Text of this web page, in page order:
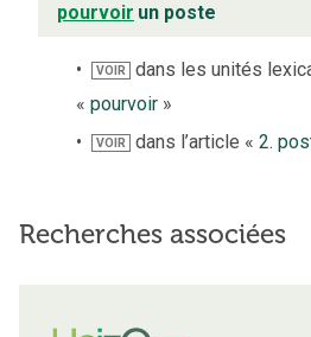
pourvoir un poste
VOIR
dans les unités
« pourvoir »
VOIR dans l’article «2.
Recherches associées